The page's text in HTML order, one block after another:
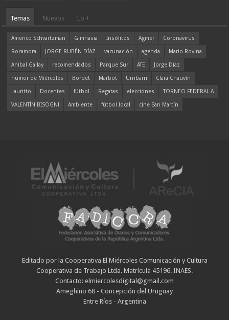
Temas Nuevos Lo +
Americo Schvartzman Gimnasia Insólitos Agmer
Coronavirus
Rocamora
JORGE RUBÉN DÍAZ vacunación agenda
Mario Rovina
Aníbal Gallay
recomendados Parque Sur ATE
Jorge Díaz
humor de Miércoles
Bordet Marbot Urribarri
Clara Chauvín
Lauritto
Docentes fútbol Regatas elecciones
TORNEO FEDERAL A
VALENTÍN BISOGNI
Ambiente fútbol local cine San Martín
Editado por la Cooperativa El Miércoles Comunicación y Cultura
Cooperativa de Trabajo Ltda. Matrícula 45196. INAES.
Contacto: elmiercolesdigital@gmail.com
Ameghino 68 - Concepción del Uruguay
Entre Ríos - Argentina